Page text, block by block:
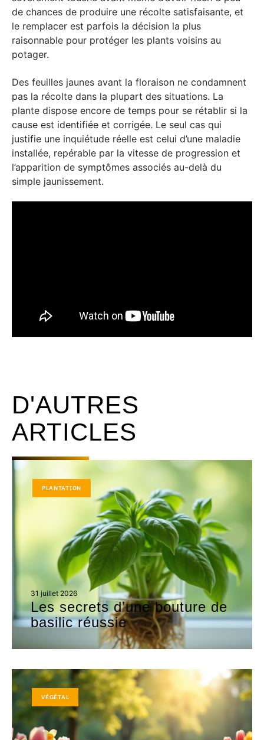
de chances de produire une récolte satisfaisante, et
le remplacer est parfois la décision la plus
raisonnable pour protéger les plants voisins au
potager.
Des feuilles jaunes avant la floraison ne condamnent
pas la récolte dans la plupart des situations. La
plante dispose encore de temps pour se rétablir si la
cause est identifiée et corrigée. Le seul cas qui
justifie une inquiétude réelle est celui d’une maladie
installée, repérable par la vitesse de progression et
l’apparition de symptômes associés au-delà du
simple jaunissement.
D'AUTRES
ARTICLES
PLANTATION
31 juillet 2026
Les secrets d’une bouture de
basilic réussie
VÉGÉTAL